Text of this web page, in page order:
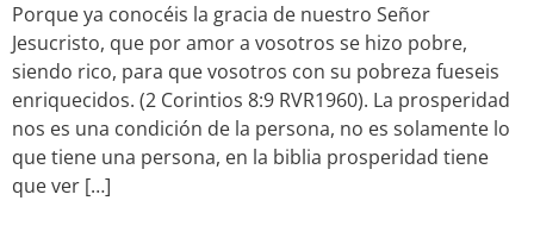
Porque ya conocéis la gracia de nuestro Señor
Jesucristo, que por amor a vosotros se hizo pobre,
siendo rico, para que vosotros con su pobreza fueseis
enriquecidos. (2 Corintios‬ 8‬:9‬ RVR1960). La prosperidad
nos es una condición de la persona, no es solamente lo
que tiene una persona, en la biblia prosperidad tiene
que ver […]